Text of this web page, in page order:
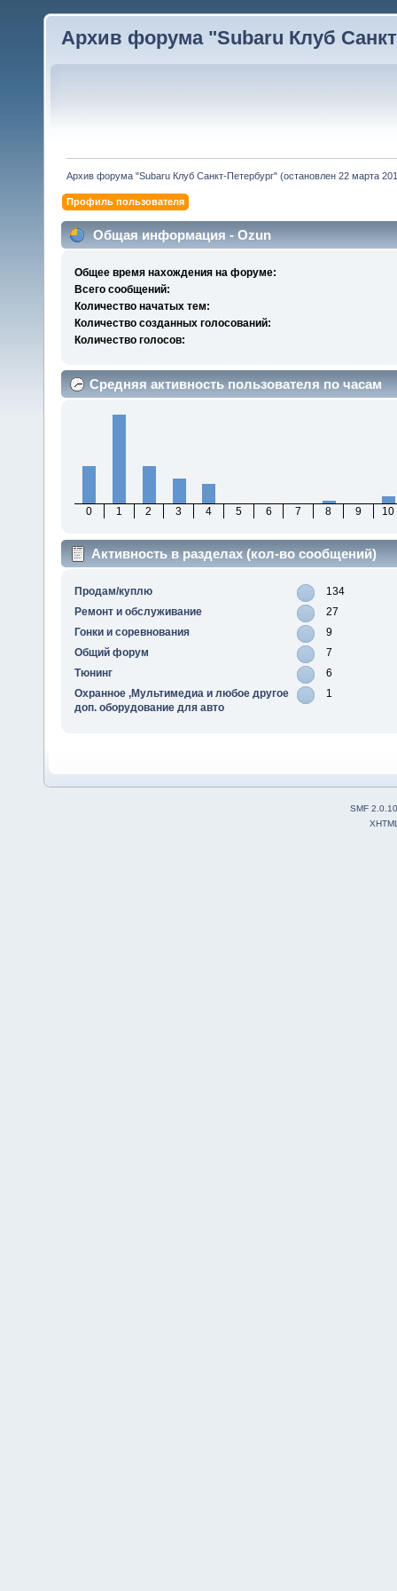
Архив форума "Subaru Клуб
Архив форума "Subaru Клуб Санкт-Петербург" (остановлен 22 марта
Профиль пользователя
Общая информация - Ozun
Общее время нахождения на форуме:
Всего сообщений:
Количество начатых тем:
Количество созданных голосований:
Количество голосов:
Средняя активность пользователя по часам
0 1 2 3 4 5 6 7 8 9 10
Активность в разделах (кол-во сообщений)
Продам/куплю
134
Ремонт и обслуживание
27
Гонки и соревнования
9
Общий форум
7
Тюнинг
6
Охранное ,Мультимедиа и любое другое
доп. оборудование для авто
1
SMF 2.0.10